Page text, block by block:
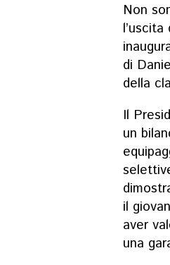
Non
di
della
Il
un
il
aver
una